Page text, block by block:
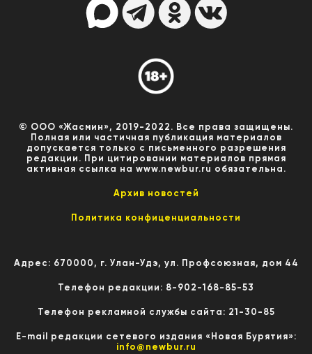
© ООО «Жасмин», 2019-2022. Все права защищены.
Полная или частичная публикация материалов
допускается только с письменного разрешения
редакции. При цитировании материалов прямая
активная ссылка на www.newbur.ru обязательна.
Архив новостей
Политика конфиценциальности
Адрес: 670000, г. Улан-Удэ, ул. Профсоюзная, дом 44
Телефон редакции: 8-902-168-85-53
Телефон рекламной службы сайта: 21-30-85
E-mail редакции сетевого издания «Новая Бурятия»:
info@newbur.ru